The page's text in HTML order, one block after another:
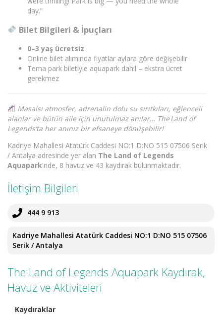
day.”
Bilet Bilgileri & İpuçları
0–3 yaş ücretsiz
Online bilet alımında fiyatlar aylara göre değişebilir
Tema park biletiyle aquapark dahil – ekstra ücret
gerekmez
Masalsı atmosfer, adrenalin dolu su sırıtkıları, eğlenceli
alanlar ve bütün aile için unutulmaz anılar… The Land of
Legends’ta her anınız bir efsaneye dönüşebilir!
Kadriye Mahallesi Atatürk Caddesi NO:1 D:NO 515 07506 Serik
/ Antalya adresinde yer alan The Land of Legends
Aquapark'nde, 8 havuz ve 43 kaydırak bulunmaktadır.
İletişim Bilgileri
444 9 913
Kadriye Mahallesi Atatürk Caddesi NO:1 D:NO 515 07506
Serik / Antalya
The Land of Legends Aquapark Kaydırak,
Havuz ve Aktiviteleri
Kaydıraklar